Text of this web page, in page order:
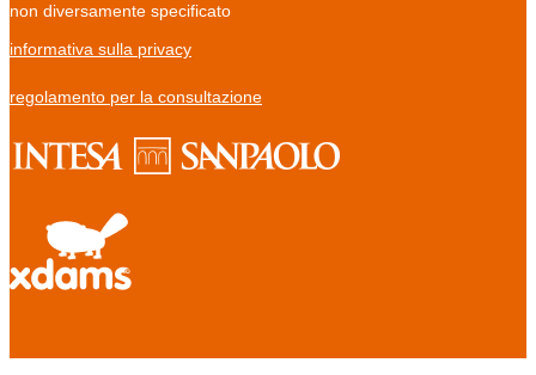
non diversamente specificato
informativa sulla privacy
regolamento per la consultazione